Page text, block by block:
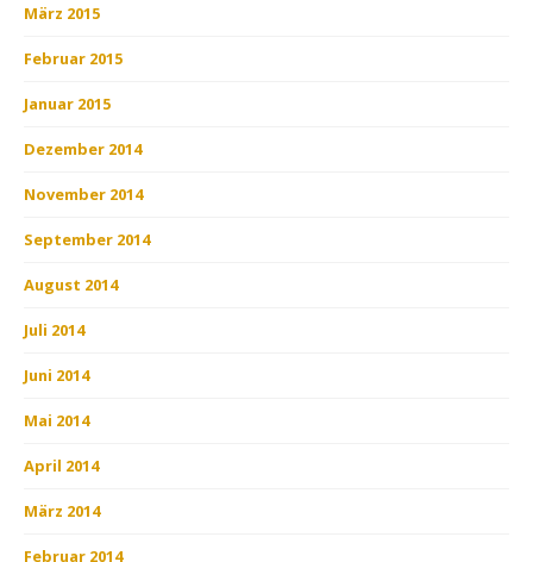
März 2015
Februar 2015
Januar 2015
Dezember 2014
November 2014
September 2014
August 2014
Juli 2014
Juni 2014
Mai 2014
April 2014
März 2014
Februar 2014